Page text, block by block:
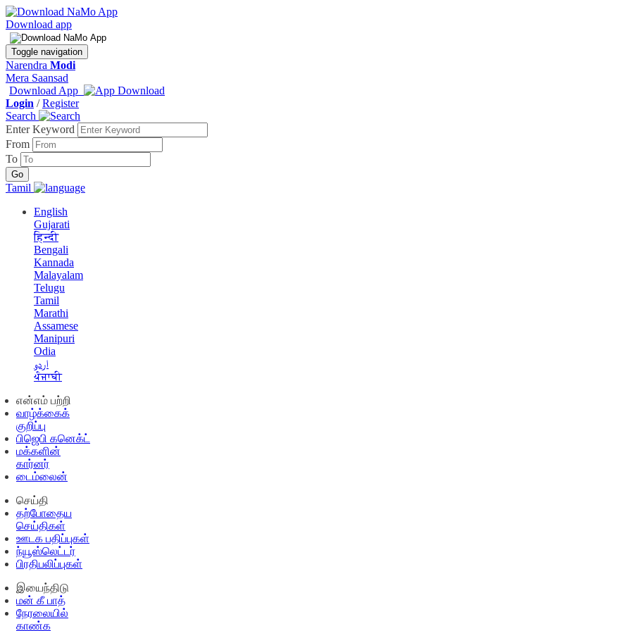
Download app
Toggle navigation
Narendra Modi
Mera Saansad
Download App
Login /Register
Search
Enter Keyword
From
To
Tamil
English
Gujarati
हिन्दी
Bengali
Kannada
Malayalam
Telugu
Tamil
Marathi
Assamese
Manipuri
Odia
اردو
ਪੰਜਾਬੀ
என்எம் பற்றி
வாழ்க்கைக்
குறிப்பு
பிஜெபி கனெக்ட்
மக்களின்
கார்னர்
டைம்லைன்
செய்தி
தற்போதைய
செய்திகள்
ஊடக பதிப்புகள்
ந்யூஸ்லெட்டர்
பிரதிபலிப்புகள்
இயைந்திடு
மன் கீ பாத்
நேரலையில்
காண்க